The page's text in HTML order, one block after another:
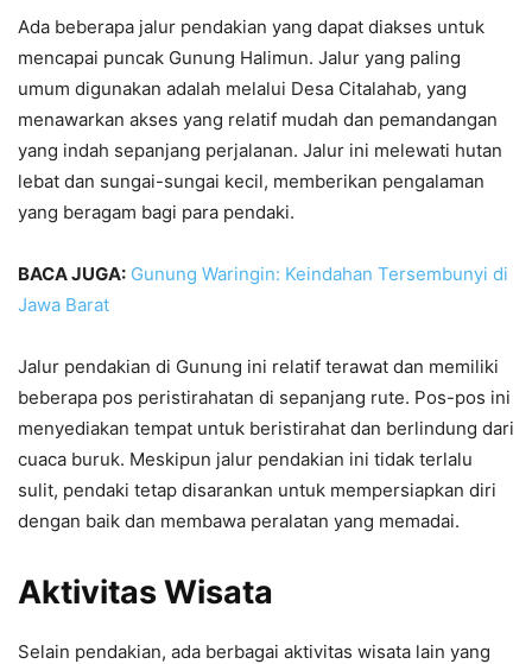
Ada beberapa jalur pendakian yang dapat diakses untuk
mencapai puncak Gunung Halimun. Jalur yang paling
umum digunakan adalah melalui Desa Citalahab, yang
menawarkan akses yang relatif mudah dan pemandangan
yang indah sepanjang perjalanan. Jalur ini melewati hutan
lebat dan sungai-sungai kecil, memberikan pengalaman
yang beragam bagi para pendaki.
BACA JUGA: Gunung Waringin: Keindahan Tersembunyi di
Jawa Barat
Jalur pendakian di Gunung ini relatif terawat dan memiliki
beberapa pos peristirahatan di sepanjang rute. Pos-pos ini
menyediakan tempat untuk beristirahat dan berlindung dari
cuaca buruk. Meskipun jalur pendakian ini tidak terlalu
sulit, pendaki tetap disarankan untuk mempersiapkan diri
dengan baik dan membawa peralatan yang memadai.
Aktivitas Wisata
Selain pendakian, ada berbagai aktivitas wisata lain yang